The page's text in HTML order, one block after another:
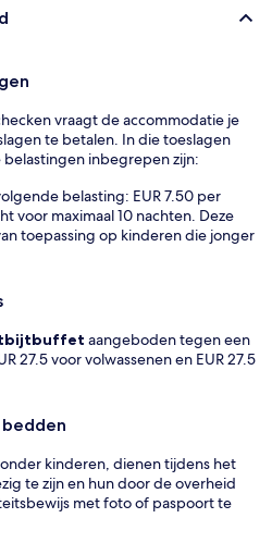
vraagt de accommodatie je
te betalen. In die toeslagen
belastingen inbegrepen zijn:
belasting: EUR 7.50 per
voor maximaal 10 nachten. Deze
toepassing op kinderen die jonger
aangeboden tegen een
27.5 voor volwassenen en EUR 27.5
kinderen, dienen tijdens het
te zijn en hun door de overheid
met foto of paspoort te